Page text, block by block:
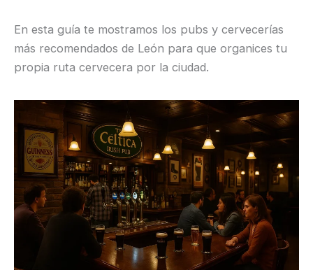
En esta guía te mostramos los pubs y cervecerías
más recomendados de León para que organices tu
propia ruta cervecera por la ciudad.